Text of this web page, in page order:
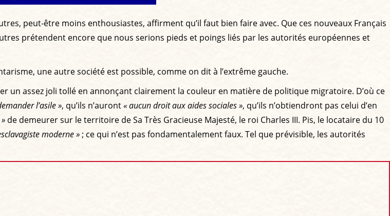
peut-être moins enthousiastes, affirment qu’il faut bien faire avec. Que ces nouveaux Français
prétendent encore que nous serions pieds et poings liés par les autorités européennes et
une autre société est possible, comme on dit à l’extrême gauche.
un assez joli tollé en annonçant clairement la couleur en matière de politique migratoire. D’où ce
l’asile », qu’ils n’auront« aucun droit aux aides sociales », qu’ils n’obtiendront pas celui d’en
de demeurer sur le territoire de Sa Très Gracieuse Majesté, le roi Charles III. Pis, le locataire du 10
moderne »; ce qui n’est pas fondamentalement faux. Tel que prévisible, les autorités